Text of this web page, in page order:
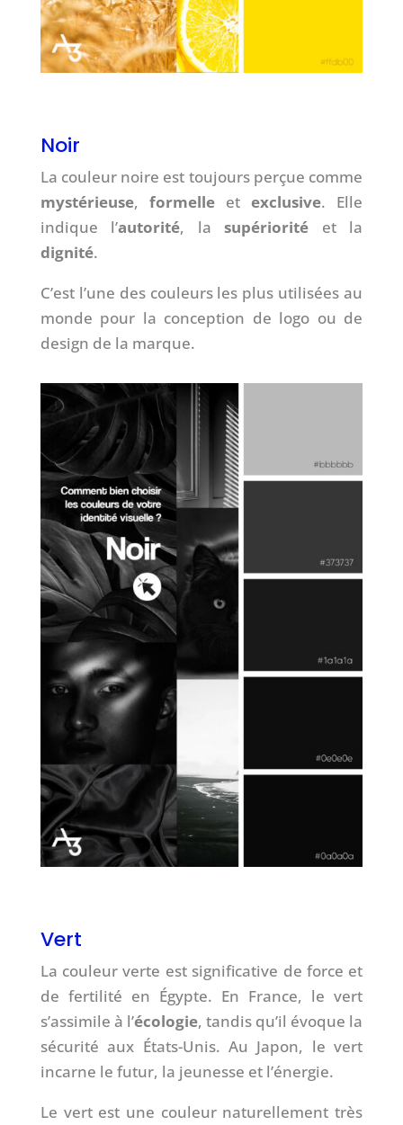
Noir
La couleur noire est toujours perçue comme
mystérieuse, formelleetexclusive. Elle
indique l’autorité, lasupériorité et la
dignité.
C’est l’une des couleurs les plus utilisées au
monde pour la conception de logo ou de
design de la marque.
Vert
La couleur verte est significative de force et
de fertilité en Égypte. En France, le vert
s’assimile à l’écologie, tandis qu’il évoque la
sécurité aux États-Unis. Au Japon, le vert
incarne le futur, la jeunesse et l’énergie.
Le vert est une couleur naturellement très